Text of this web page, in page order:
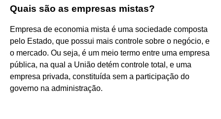
Quais são as empresas mistas?
Empresa de economia mista é uma sociedade composta
pelo Estado, que possui mais controle sobre o negócio, e
o mercado. Ou seja, é um meio termo entre uma empresa
pública, na qual a União detém controle total, e uma
empresa privada, constituída sem a participação do
governo na administração.